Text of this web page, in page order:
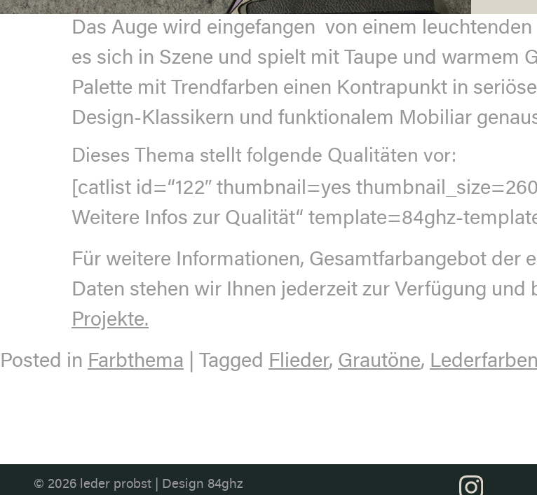
Das Auge wird eingefangen von einem
es sich in Szene und spielt mit Taupe und warmem
Palette mit Trendfarben einen Kontrapunkt in
Design-Klassikern und funktionalem Mobiliar
Dieses Thema stellt folgende Qualitäten vor:
[catlist id=“122″ thumbnail=yes
Weitere Infos zur Qualität“ template=84ghz-
Für weitere Informationen, Gesamtfarbangebot der
Daten stehen wir Ihnen jederzeit zur Verfügung und
Projekte.
Posted in Farbthema Tagged Flieder, Grautöne, Lederfarben
© 2026 leder probst Design 84ghz